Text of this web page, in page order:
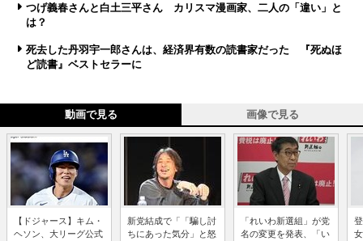
つげ義春さんと白土三平さん カリスマ漫画家、二人の「違い」と
は？
死去した丹羽宇一郎さんは、経済界有数の読書家だった 『死ぬほ
ど読書』ベストセラーに
動画で見る 画像で見る
【ドジャース】キム・
ヘソン、大リーグ公式
新党結成で「「騙し討
ちにあった気分」と怒
「れいわ新選組」が党
名の変更を発表、「い